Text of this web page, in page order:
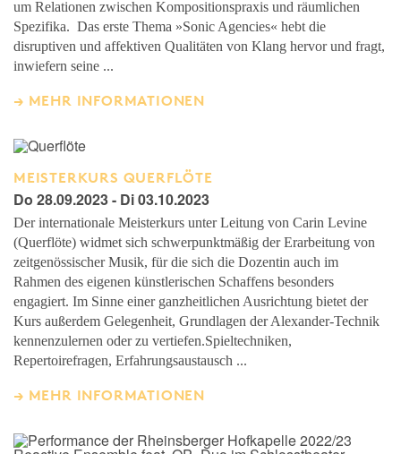
um Relationen zwischen Kompositionspraxis und räumlichen
Spezifika. Das erste Thema »Sonic Agencies« hebt die
disruptiven und affektiven Qualitäten von Klang hervor und fragt,
inwiefern seine ...
MEHR INFORMATIONEN
MEISTERKURS QUERFLÖTE
Do 28.09.2023 - Di 03.10.2023
Der internationale Meisterkurs unter Leitung von Carin Levine
(Querflöte) widmet sich schwerpunktmäßig der Erarbeitung von
zeitgenössischer Musik, für die sich die Dozentin auch im
Rahmen des eigenen künstlerischen Schaffens besonders
engagiert. Im Sinne einer ganzheitlichen Ausrichtung bietet der
Kurs außerdem Gelegenheit, Grundlagen der Alexander-Technik
kennenzulernen oder zu vertiefen.Spieltechniken,
Repertoirefragen, Erfahrungsaustausch ...
MEHR INFORMATIONEN